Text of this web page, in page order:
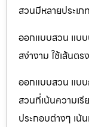
สวนมีหลายประเภ
ออกแบบสวน แบ
สง่างาม ใช้เส้นต
ออกแบบสวน แบ
สวนที่เน้นความเ
ประกอบต่างๆ เน้